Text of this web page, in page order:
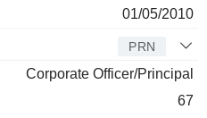
01/05/2010
PRN
Corporate Officer/Principal
67